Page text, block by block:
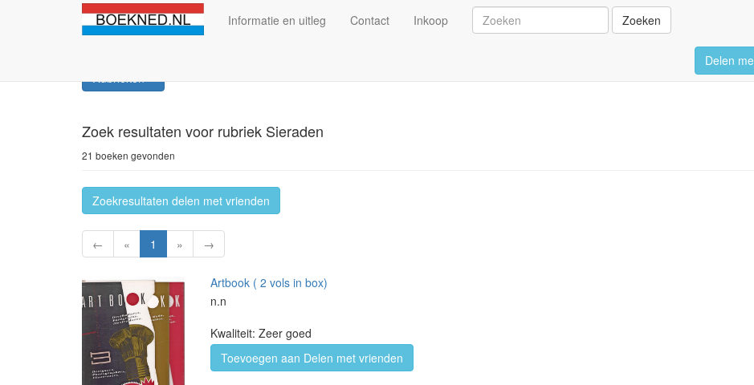
Informatie en uitleg Contact Inkoop Zoeken
Delen
Rubrieken
Zoek resultaten voor rubriek Sieraden
21 boeken gevonden
Zoekresultaten delen met vrienden
← « 1 » →
Artbook ( 2 vols in box)
n.n
Kwaliteit: Zeer goed
Toevoegen aan Delen met vrienden